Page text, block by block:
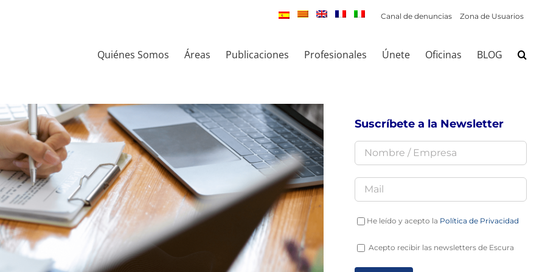
Canal de denuncias Zona de Usuarios
Quiénes Somos Áreas Publicaciones Profesionales Únete Oficinas BLOG
Suscríbete a la Newsletter
He leído y acepto la Política de Privacidad
Acepto recibir las newsletters de Escura